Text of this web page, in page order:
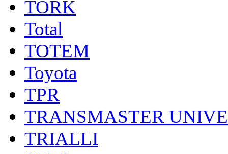
TORK
Total
TOTEM
Toyota
TPR
TRANSMASTER
TRIALLI